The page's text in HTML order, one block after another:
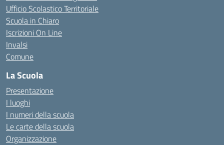
Ufficio Scolastico Territoriale
Scuola in Chiaro
Iscrizioni On Line
Invalsi
Comune
La Scuola
Presentazione
I luoghi
I numeri della scuola
Le carte della scuola
Organizzazione